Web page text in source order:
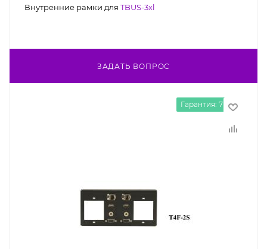
Внутренние рамки для TBUS-3xl
ЗАДАТЬ ВОПРОС
Гарантия: 7 лет